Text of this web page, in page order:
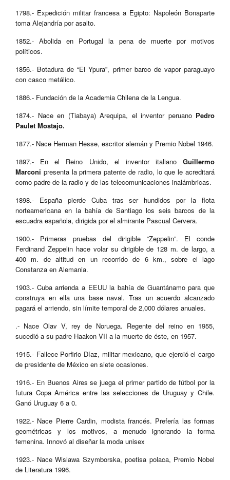
1798.- Expedición militar francesa a Egipto: Napoleón Bonaparte
toma Alejandría por asalto.
1852.- Abolida en Portugal la pena de muerte por motivos
políticos.
1856.- Botadura de “El Ypura”, primer barco de vapor paraguayo
con casco metálico.
1886.- Fundación de la Academia Chilena de la Lengua.
1874.- Nace en (Tiabaya) Arequipa, el inventor peruanoPedro
Paulet Mostajo.
1877.- Nace Herman Hesse, escritor alemán y Premio Nobel 1946.
1897.- En el Reino Unido, el inventor italiano Guillermo
Marconi presenta la primera patente de radio, lo que le acreditará
como padre de la radio y de las telecomunicaciones inalámbricas.
1898.- España pierde Cuba tras ser hundidos por la flota
norteamericana en la bahía de Santiago los seis barcos de la
escuadra española, dirigida por el almirante Pascual Cervera.
1900.- Primeras pruebas del dirigible “Zeppelin”. El conde
Ferdinand Zeppelin hace volar su dirigible de 128 m. de largo, a
400 m. de altitud en un recorrido de 6 km., sobre el lago
Constanza en Alemania.
1903.- Cuba arrienda a EEUU la bahía de Guantánamo para que
construya en ella una base naval. Tras un acuerdo alcanzado
pagará el arriendo, sin límite temporal de 2,000 dólares anuales.
.- Nace Olav V, rey de Noruega. Regente del reino en 1955,
sucedió a su padre Haakon VII a la muerte de éste, en 1957.
1915.- Fallece Porfirio Díaz, militar mexicano, que ejerció el cargo
de presidente de México en siete ocasiones.
1916.- En Buenos Aires se juega el primer partido de fútbol por la
futura Copa América entre las selecciones de Uruguay y Chile.
Ganó Uruguay 6 a 0.
1922.- Nace Pierre Cardin, modista francés. Prefería las formas
geométricas y los motivos, a menudo ignorando la forma
femenina. Innovó al diseñar la moda unisex
1923.- Nace Wislawa Szymborska, poetisa polaca, Premio Nobel
de Literatura 1996.